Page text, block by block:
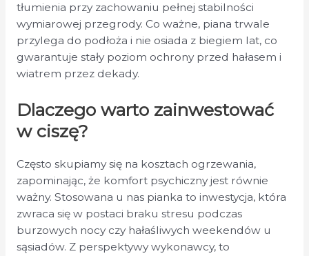
tłumienia przy zachowaniu pełnej stabilności
wymiarowej przegrody. Co ważne, piana trwale
przylega do podłoża i nie osiada z biegiem lat, co
gwarantuje stały poziom ochrony przed hałasem i
wiatrem przez dekady.
Dlaczego warto zainwestować
w ciszę?
Często skupiamy się na kosztach ogrzewania,
zapominając, że komfort psychiczny jest równie
ważny. Stosowana u nas pianka to inwestycja, która
zwraca się w postaci braku stresu podczas
burzowych nocy czy hałaśliwych weekendów u
sąsiadów. Z perspektywy wykonawcy, to